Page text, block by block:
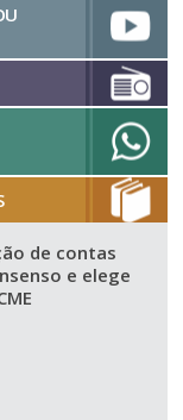
de contas
e elege